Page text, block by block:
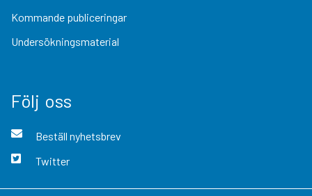
Kommande publiceringar
Undersökningsmaterial
Följ oss
Beställ nyhetsbrev
Twitter